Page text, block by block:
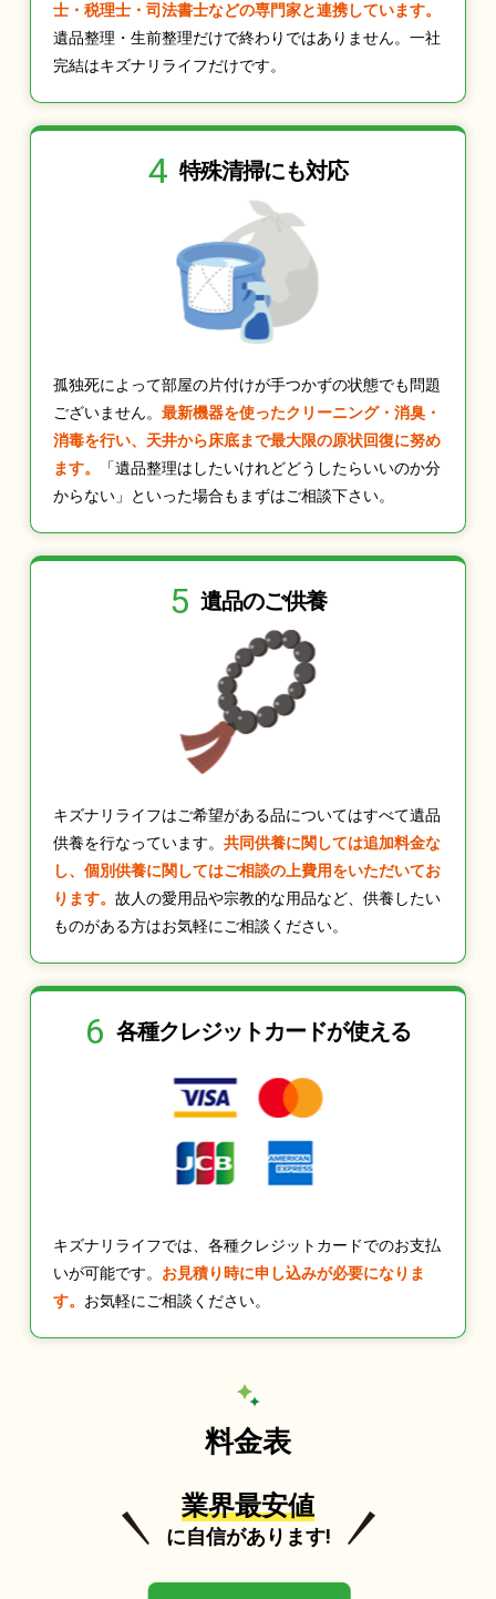
士・税理士・司法書士などの専門家と連携しています。
遺品整理・生前整理だけで終わりではありません。一社
完結はキズナリライフだけです。
4 特殊清掃にも対応
孤独死によって部屋の片付けが手つかずの状態でも問題
ございません。 最新機器を使ったクリーニング・消臭・
消毒を行い、天井から床底まで最大限の原状回復に努め
ます。
「遺品整理はしたいけれどどうしたらいいのか分
からない」といった場合もまずはご相談下さい。
5 遺品のご供養
キズナリライフはご希望がある品についてはすべて遺品
供養を行なっています。 共同供養に関しては追加料金な
し、個別供養に関してはご相談の上費用をいただいてお
ります。 故人の愛用品や宗教的な用品など、供養したい
ものがある方はお気軽にご相談ください。
6 各種クレジットカードが使える
キズナリライフでは、各種クレジットカードでのお支払
いが可能です。 お見積り時に申し込みが必要になりま
す。 お気軽にご相談ください。
料金表
業界最安値
に自信があります!